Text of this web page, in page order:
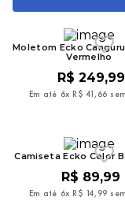
Moletom Ecko
Vermelho
R$ 249,99
Em até 6x R$ 41 , 66
Camiseta Ecko Color
R$ 89,99
Em até 6x R$ 14, 99
tenis
vans
8º regata
moletom